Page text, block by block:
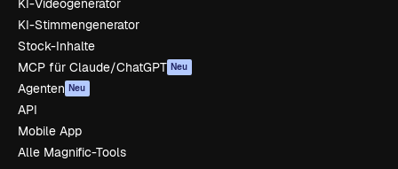
KI-Videogenerator
KI-Stimmengenerator
Stock-Inhalte
MCP für Claude/ChatGPT Neu
Agenten Neu
API
Mobile App
Alle Magnific-Tools